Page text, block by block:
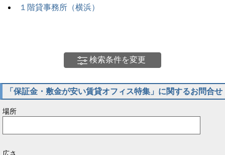
１階貸事務所（横浜）
検索条件を変更
「保証金・敷金が安い賃貸オフィス特集」に関するお問合せ
場所